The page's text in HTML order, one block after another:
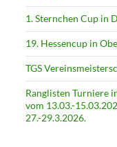
1. Sternchen Cup in
19. Hessencup in
TGS
Ranglisten Turniere
vom 13.03.-
27.-29.3.2026.